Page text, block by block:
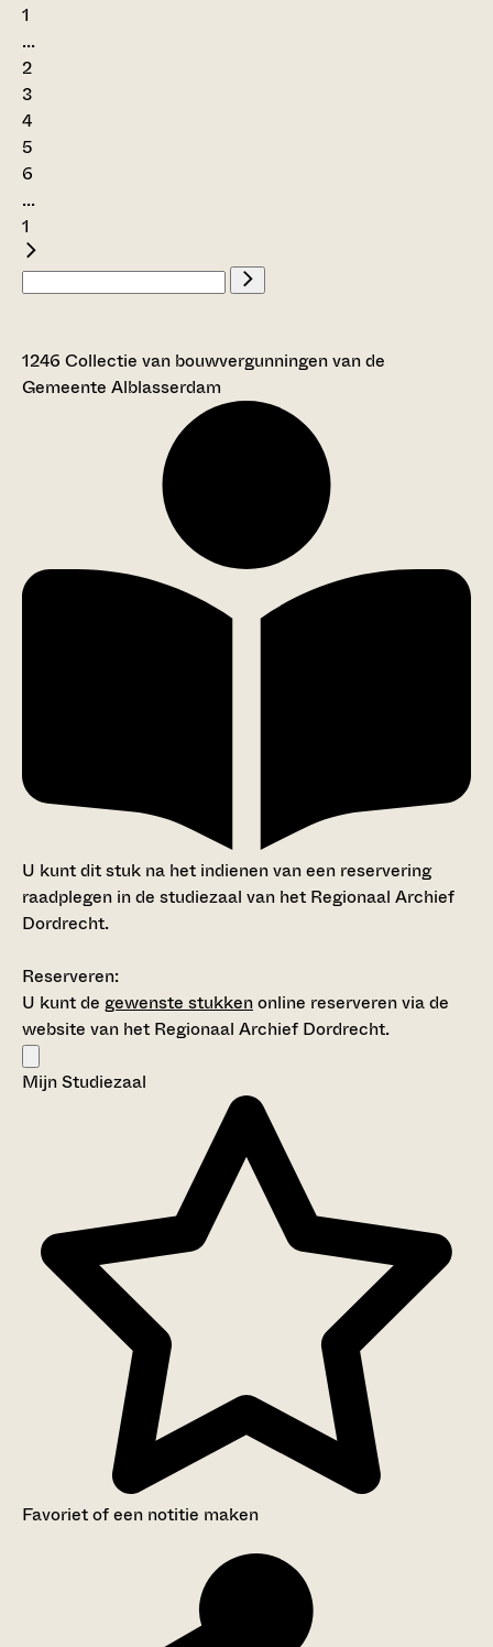
1
...
2
3
4
5
6
...
1
1246 Collectie van bouwvergunningen van de
Gemeente Alblasserdam
U kunt dit stuk na het indienen van een reservering
raadplegen in de studiezaal van het Regionaal Archief
Dordrecht.
Reserveren:
U kunt de gewenste stukkenonline reserveren via de
website van het Regionaal Archief Dordrecht.
Mijn Studiezaal
Favoriet of een notitie maken